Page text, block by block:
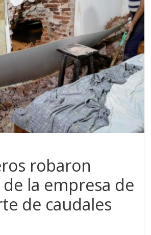
robaron
la empresa de
de caudales